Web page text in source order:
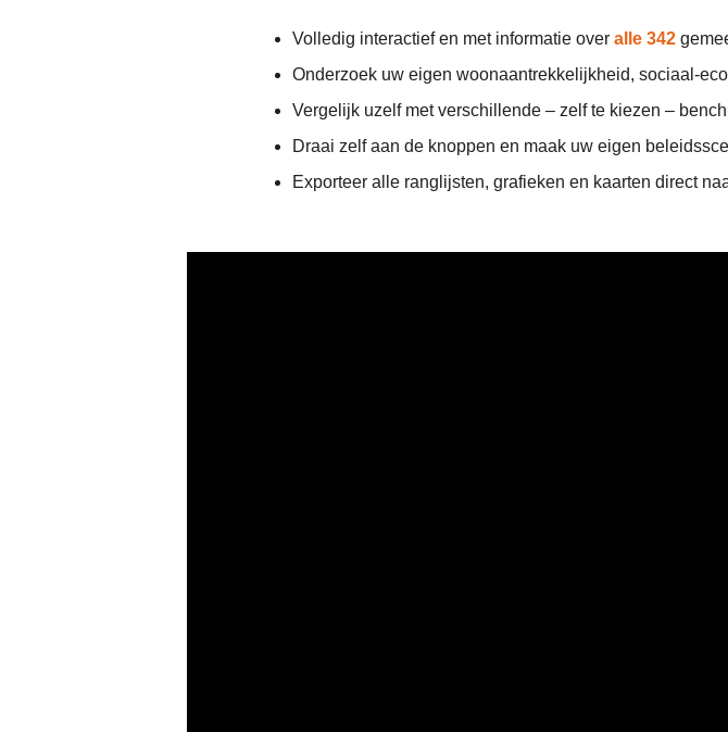
Volledig interactief en met informatie overalle 342
Onderzoek uw eigen woonaantrekkelijkheid, sociaal-
Vergelijk uzelf met verschillende – zelf te kiezen –
Draai zelf aan de knoppen en maak uw eigen
Exporteer alle ranglijsten, grafieken en kaarten direct